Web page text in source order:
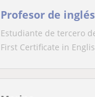
Profesor de
Estudiante de tercero
First Certificate in